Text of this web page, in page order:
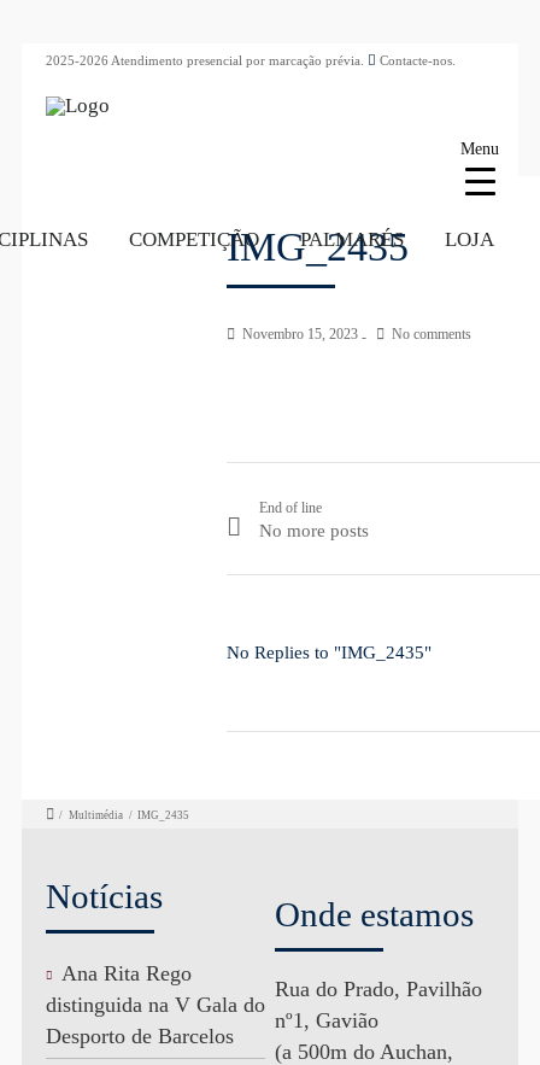
2025-2026 Atendimento presencial por marcação prévia. Contacte-nos.
COMPETIÇÃO PALMARÉS LOJA
IMG_2435
Novembro 15, 2023 No comments
End of line
No more posts
No Replies to "IMG_2435"
/ Multimédia / IMG_2435
Notícias
Ana Rita Rego
distinguida na V Gala do
Desporto de Barcelos
Onde estamos
Rua do Prado, Pavilhão
nº1, Gavião
(a 500m do Auchan,
Menu